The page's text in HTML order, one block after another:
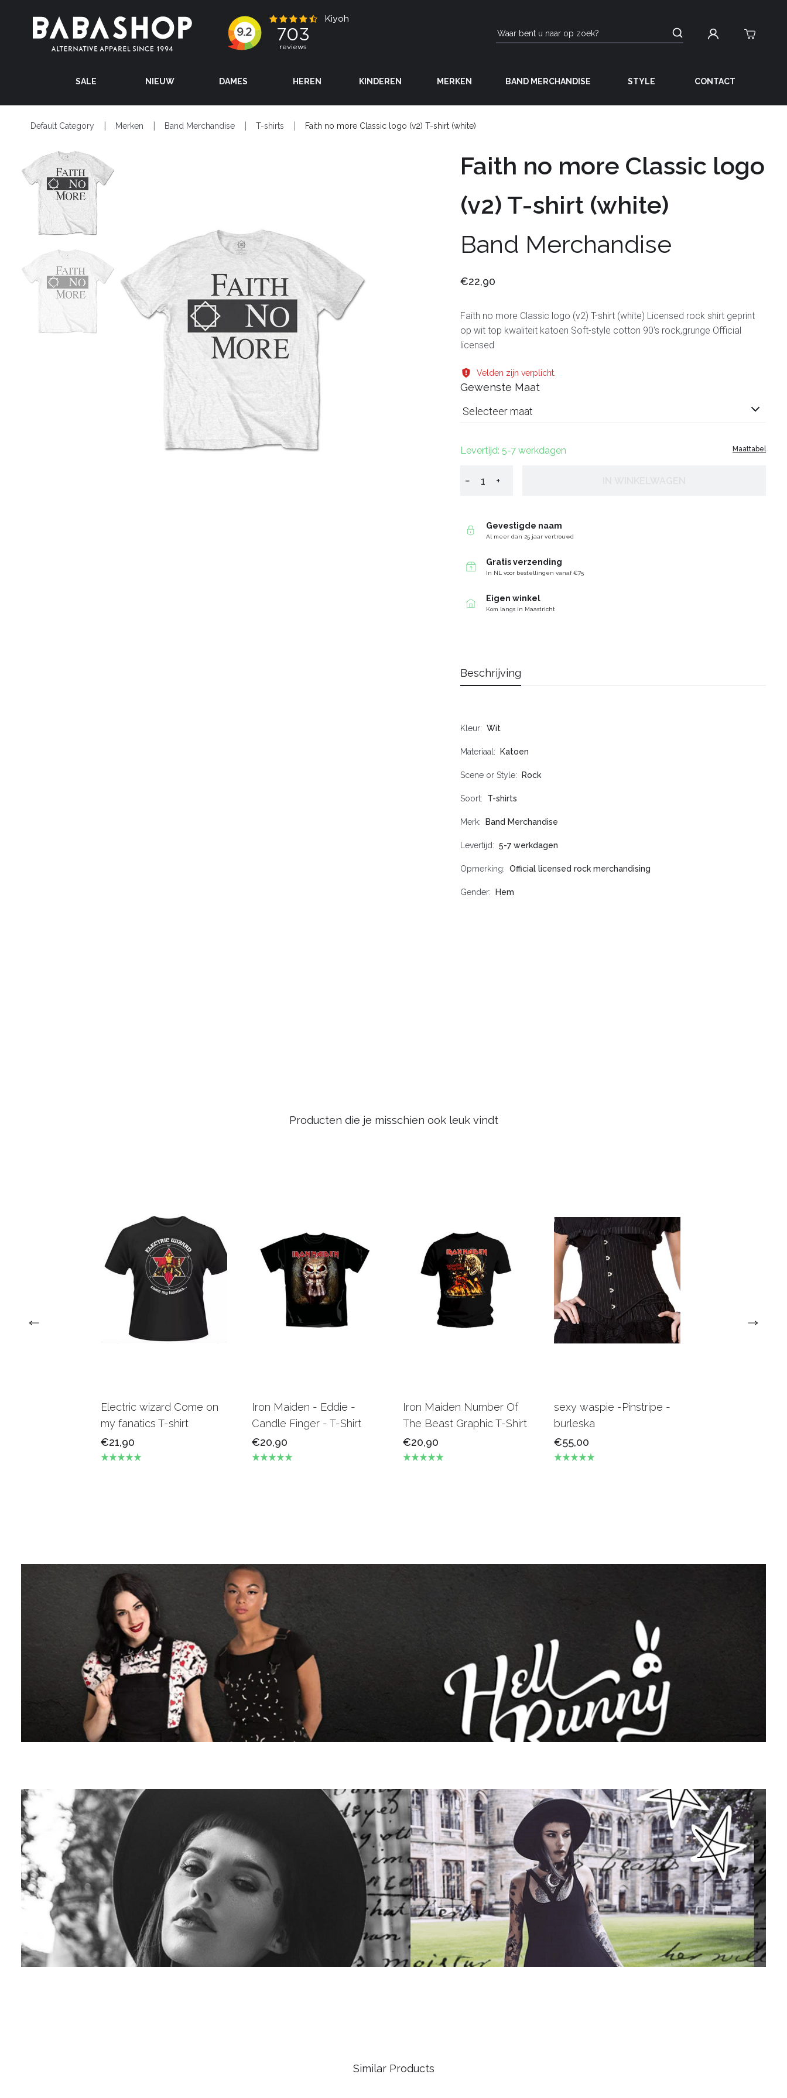
SALE NIEUW DAMES HEREN KINDEREN MERKEN BAND MERCHANDISE STYLE CONTACT
Default Category Merken Band Merchandise T-shirts Faith no more Classic logo (v2) T-shirt (white)
Faith no more Classic logo
(v2) T-shirt (white)
Band Merchandise
€22,90
Faith no more Classic logo (v2) T-shirt (white) Licensed rock shirt geprint
op wit top kwaliteit katoen Soft-style cotton 90's rock,grunge Official
licensed
Velden zijn verplicht.
Gewenste Maat
Selecteer maat
Maattabel
Levertijd: 5-7 werkdagen
− +
Gevestigde naam
Al meer dan 25 jaar vertrouwd
Gratis verzending
In NL voor bestellingen vanaf €75
Eigen winkel
Kom langs in Maastricht
Beschrijving
Kleur Wit
Materiaal Katoen
Scene or Style Rock
Soort T-shirts
Merk Band Merchandise
Levertijd 5-7 werkdagen
Opmerking Official licensed rock merchandising
Gender Hem
Producten die je misschien ook leuk vindt
Electric wizard Come on
my fanatics T-shirt
€21,90
Iron Maiden - Eddie -
Candle Finger - T-Shirt
€20,90
Iron Maiden Number Of
The Beast Graphic T-Shirt
€20,90
sexy waspie -Pinstripe -
burleska
€55,00
Similar Products